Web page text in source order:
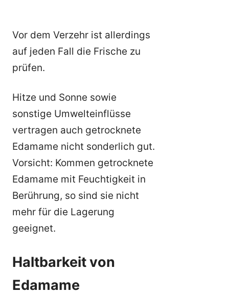
Vor dem Verzehr ist allerdings
auf jeden Fall die Frische zu
prüfen.
Hitze und Sonne sowie
sonstige Umwelteinflüsse
vertragen auch getrocknete
Edamame nicht sonderlich gut.
Vorsicht: Kommen getrocknete
Edamame mit Feuchtigkeit in
Berührung, so sind sie nicht
mehr für die Lagerung
geeignet.
Haltbarkeit von
Edamame